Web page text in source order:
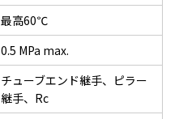
最高60℃
0.5 MPa max.
チューブエンド継手、ピラー
継手、Rc